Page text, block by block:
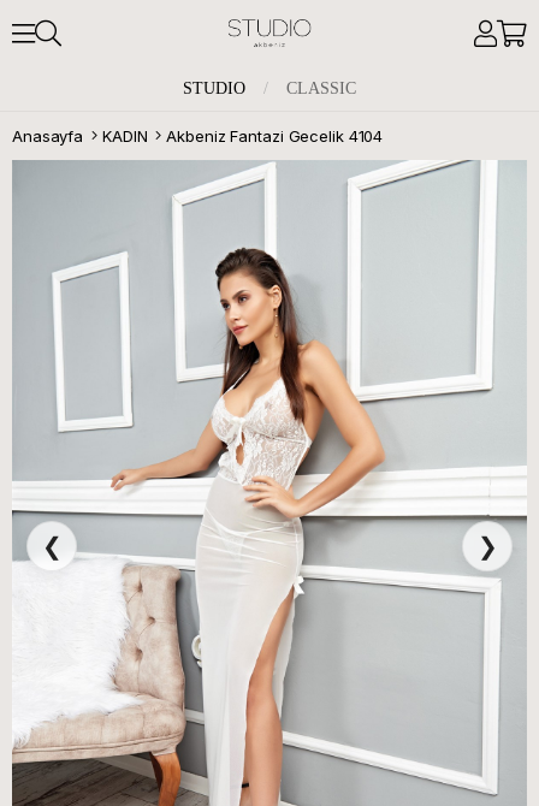
STUDIO / CLASSIC
Anasayfa KADIN Akbeniz Fantazi Gecelik 4104
❮ ❯